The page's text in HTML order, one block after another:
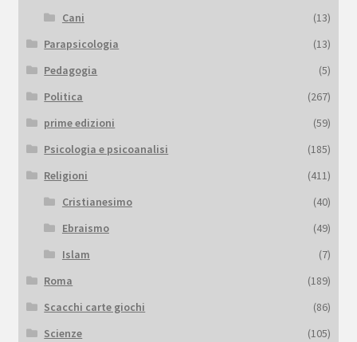
Cani
(13)
Parapsicologia
(13)
Pedagogia
(5)
Politica
(267)
prime edizioni
(59)
Psicologia e psicoanalisi
(185)
Religioni
(411)
Cristianesimo
(40)
Ebraismo
(49)
Islam
(7)
Roma
(189)
Scacchi carte giochi
(86)
Scienze
(105)